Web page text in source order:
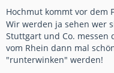
Hochmut kommt vor dem
Wir werden ja sehen wer
Stuttgart und Co.
vom Rhein dann mal
"runterwinken" werden!